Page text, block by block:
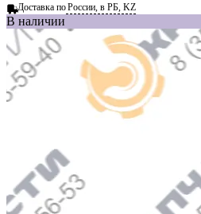
Доставка поРоссии, в РБ, KZ
В наличии